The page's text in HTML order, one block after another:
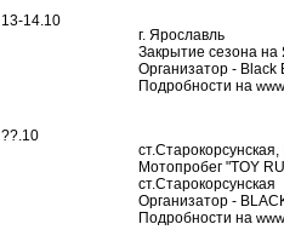
13-14.10
г. Ярославль
Закрытие сезона на
Организатор - Black
Подробности на
??.10
Мотопробег "TOY
ст.Старокорсунская
Организатор -
Подробности на